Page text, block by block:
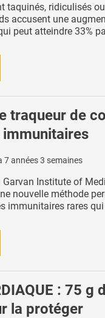
taquinés, ridiculisés
accusent une
peut atteindre 33%
traqueur de
7 années 3 semaines
Garvan Institute of
nouvelle méthode
immunitaires rares qui
: 75 g
la protéger